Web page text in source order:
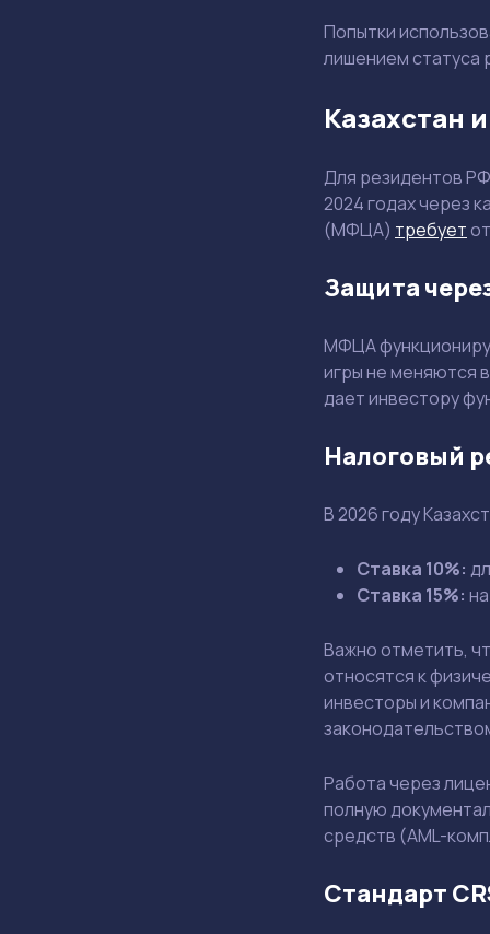
Попытки
лишением статуса
Казахстан
Для резидентов РФ
2024 годах через
(МФЦА) требует
Защита
МФЦА
игры не меняются
дает инвестору
Налоговый
В 2026 году
Ставка 10%:
Ставка 15%:
Важно отметить,
относятся к
инвесторы и
Работа через
полную
средств (AML-
Стандарт